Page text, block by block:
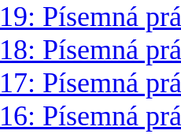
Písemná
Písemná
Písemná
Písemná